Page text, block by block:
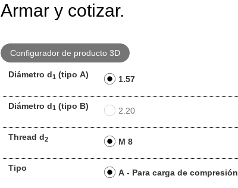
Armar y cotizar.
Configurador de producto 3D
Diámetro d1 (tipo A) 1.57
Diámetro d1 (tipo B) 2.20
Thread d2 M 8
Tipo A - Para carga de compresión